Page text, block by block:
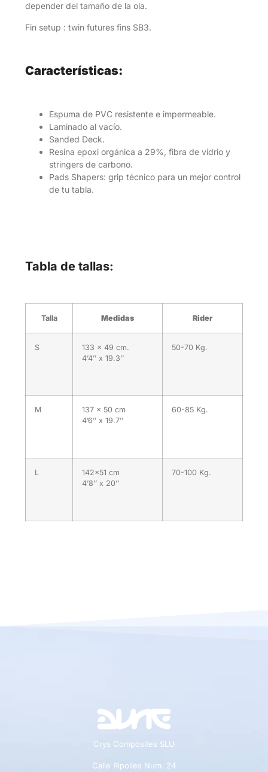
depender del tamaño de la ola.
Fin setup : twin futures fins SB3.
Características:
Espuma de PVC resistente e impermeable.
Laminado al vacío.
Sanded Deck.
Resina epoxi orgánica a 29%, fibra de vidrio y
stringers de carbono.
Pads Shapers: grip técnico para un mejor control
de tu tabla.
Tabla de tallas:
Talla Medidas Rider
S
133 x 49 cm.
4’4’’ x 19.3’’
50-70 Kg.
M
137 x 50 cm
4’6’’ x 19.7’’
60-85 Kg.
L
142×51 cm
4’8’’ x 20’’
70-100 Kg.
Crys Composites SLU
Calle Ripolles Num. 24